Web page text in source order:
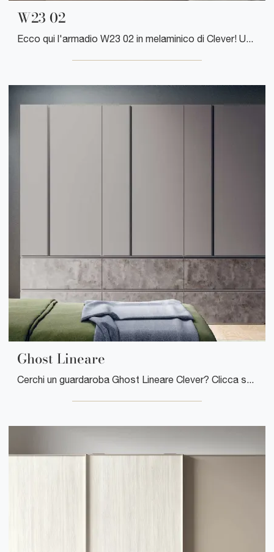
W23 02
Ecco qui l'armadio W23 02 in melaminico di Clever! Una ricca gamma di armadi a muro con ante battenti.
Ghost Lineare
Cerchi un guardaroba Ghost Lineare Clever? Clicca subito! Gli armadi a muro con ante battenti ti aspettano.